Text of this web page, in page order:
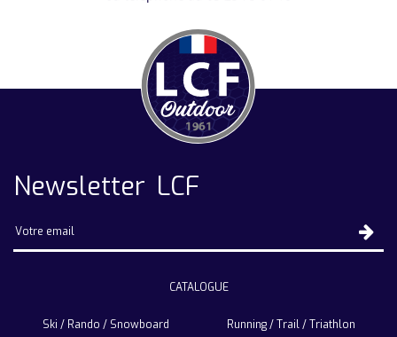
Newsletter LCF
CATALOGUE
Ski / Rando / Snowboard
Running / Trail / Triathlon